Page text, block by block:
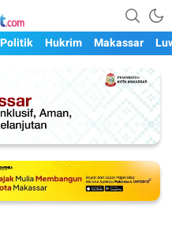
Setiap Hari
Politik Hukrim Makassar